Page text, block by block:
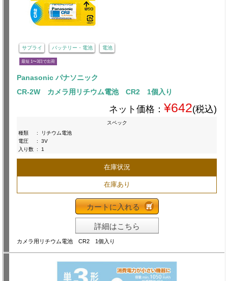
サプライ バッテリー・電池 電池
最短 1〜3日で出荷
Panasonic パナソニック
CR-2W カメラ用リチウム電池 CR2 1個入り
ネット価格： ¥642(税込)
スペック
種類
:
リチウム電池
電圧
:
3V
入り数 : 1
在庫状況
在庫あり
カートに入れる
詳細はこちら
カメラ用リチウム電池 CR2 1個入り